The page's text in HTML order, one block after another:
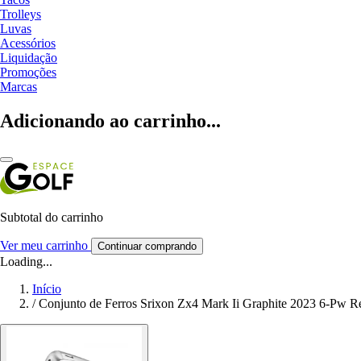
Trolleys
Luvas
Acessórios
Liquidação
Promoções
Marcas
Adicionando ao carrinho...
Subtotal do carrinho
Ver meu carrinho Continuar comprando
Loading...
Início
/ Conjunto de Ferros Srixon Zx4 Mark Ii Graphite 2023 6-Pw